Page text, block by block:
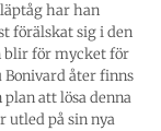
har han
förälskat sig i den
blir för mycket för
åter finns
att lösa denna
utled på sin nya